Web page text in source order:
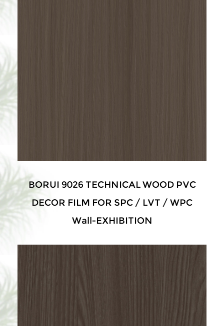
BORUI 9026 TECHNICAL WOOD PVC
DECOR FILM FOR SPC / LVT / WPC
Wall-EXHIBITION